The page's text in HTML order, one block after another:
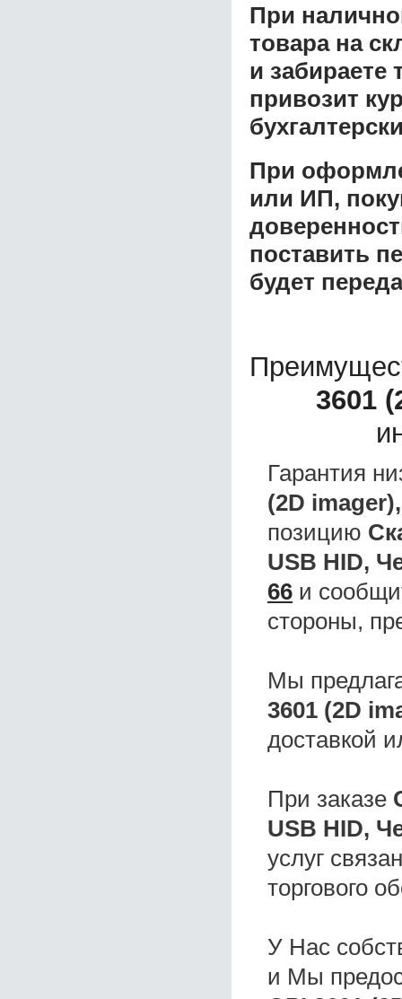
При
товара на
и забираете
привозит
При
или ИП,
поставить
будет
3601
Гарантия
(2D
позицию
USB HID,
66 и
стороны,
Мы
3601 (2D
доставкой
При заказе
USB HID,
услуг
торгового
У Нас
и Мы